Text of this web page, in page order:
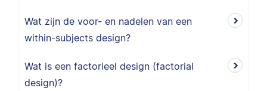
Wat zijn de voor- en nadelen van een
within-subjects design?
Wat is een factorieel design (factorial
design)?